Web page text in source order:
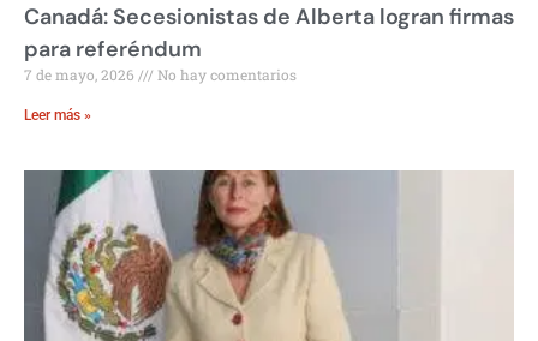
Canadá: Secesionistas de Alberta logran firmas
para referéndum
7 de mayo, 2026 No hay comentarios
Leer más »